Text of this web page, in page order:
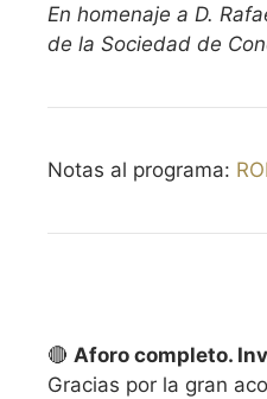
En homenaje a D.
de la Sociedad de
Notas al programa:
🔴 Aforo completo.
Gracias por la gran